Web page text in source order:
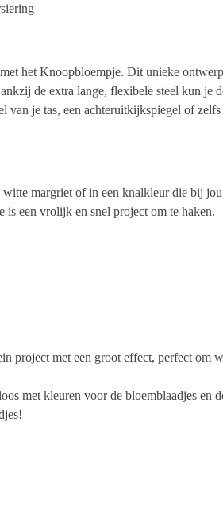
het Knoopbloempje. Dit unieke
de extra lange, flexibele steel kun je
van je tas, een achteruitkijkspiegel of zelfs
witte margriet of in een knalkleur die bij
is een vrolijk en snel project om te haken.
project met een groot effect, perfect om
met kleuren voor de bloemblaadjes en